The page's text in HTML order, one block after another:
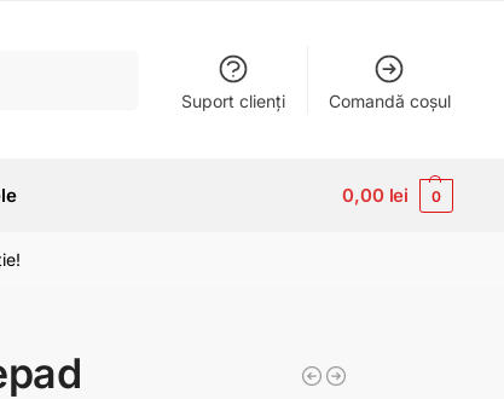
Suport clienți Comandă coșul
0,00 lei 0